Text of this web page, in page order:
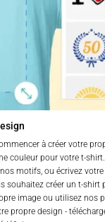
à créer votre
couleur pour votre t-
motifs, ou écrivez
souhaitez créer un t-shirt
image ou utilisez nos
propre design -